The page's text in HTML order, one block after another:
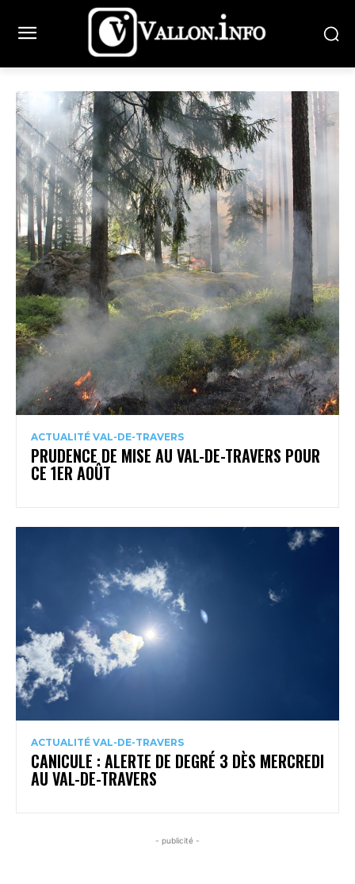
ACTUALITÉ VAL-DE-TRAVERS
PRUDENCE DE MISE AU VAL-DE-TRAVERS POUR
CE 1ER AOÛT
ACTUALITÉ VAL-DE-TRAVERS
CANICULE : ALERTE DE DEGRÉ 3 DÈS MERCREDI
AU VAL-DE-TRAVERS
- publicité -